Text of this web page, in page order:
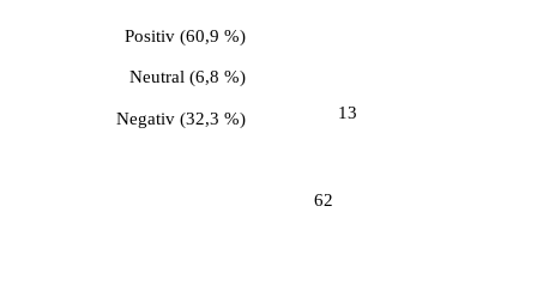
62
Negativ(32,3 %) 13
Neutral(6,8 %)
Positiv(60,9 %)